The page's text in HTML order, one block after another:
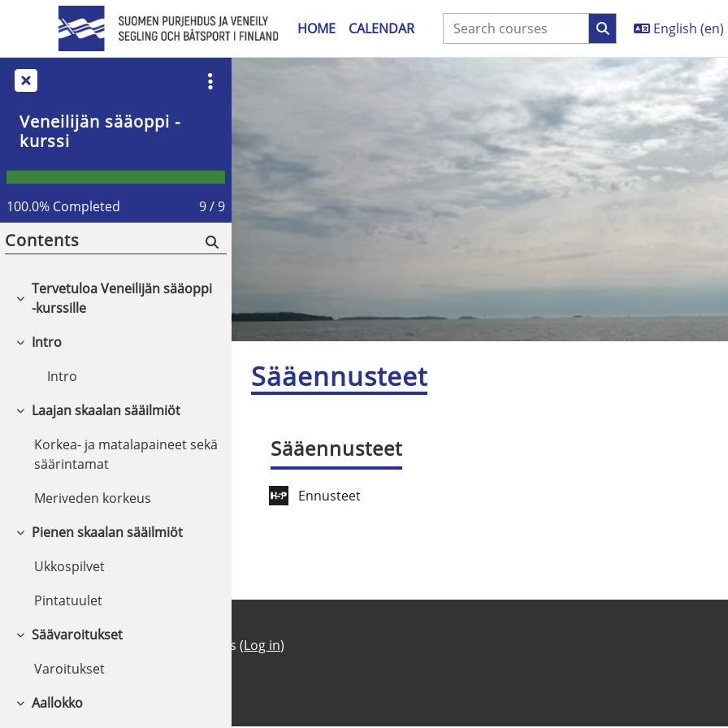
Skip to main content
HOME
CALENDAR English ‎(en)‎
Sääennusteet
Sääennusteet
Ennusteet
You are currently using guest access (Log in)
Privacy policy
Veneilijän sääoppi -
kurssi
100.0% Completed 9 / 9
Contents
Collapse
Tervetuloa Veneilijän sääoppi
-kurssille
Collapse
Intro
Intro
Collapse
Laajan skaalan sääilmiöt
Korkea- ja matalapaineet sekä
säärintamat
Meriveden korkeus
Collapse
Pienen skaalan sääilmiöt
Ukkospilvet
Pintatuulet
Collapse
Säävaroitukset
Varoitukset
Collapse
Aallokko